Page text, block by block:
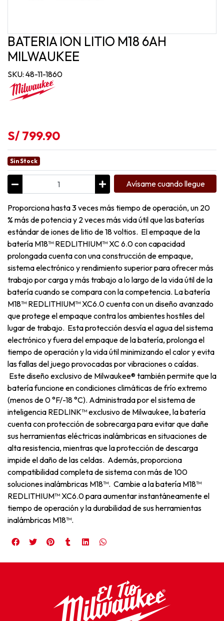
BATERIA ION LITIO M18 6AH
MILWAUKEE
SKU: 48-11-1860
S/ 799.90
Sin Stock
Avísame cuando llegue
Proporciona hasta 3 veces más tiempo de operación, un 20
% más de potencia y 2 veces más vida útil que las baterías
estándar de iones de litio de 18 voltios. El empaque de la
batería M18™ REDLITHIUM™ XC 6.0 con capacidad
prolongada cuenta con una construcción de empaque,
sistema electrónico y rendimiento superior para ofrecer más
trabajo por carga y más trabajo a lo largo de la vida útil de la
batería cuando se compara con la competencia. La batería
M18™ REDLITHIUM™ XC6.0 cuenta con un diseño avanzado
que protege el empaque contra los ambientes hostiles del
lugar de trabajo. Esta protección desvía el agua del sistema
electrónico y fuera del empaque de la batería, prolonga el
tiempo de operación y la vida útil minimizando el calor y evita
las fallas del juego provocadas por vibraciones o caídas.
Este diseño exclusivo de Milwaukee® también permite que la
batería funcione en condiciones climáticas de frío extremo
(menos de 0 °F/-18 °C). Administrada por el sistema de
inteligencia REDLINK™ exclusivo de Milwaukee, la batería
cuenta con protección de sobrecarga para evitar que dañe
sus herramientas eléctricas inalámbricas en situaciones de
alta resistencia, mientras que la protección de descarga
impide el daño de las celdas. Además, proporciona
compatibilidad completa de sistema con más de 100
soluciones inalámbricas M18™. Cambie a la batería M18™
REDLITHIUM™ XC6.0 para aumentar instantáneamente el
tiempo de operación y la durabilidad de sus herramientas
inalámbricas M18™.